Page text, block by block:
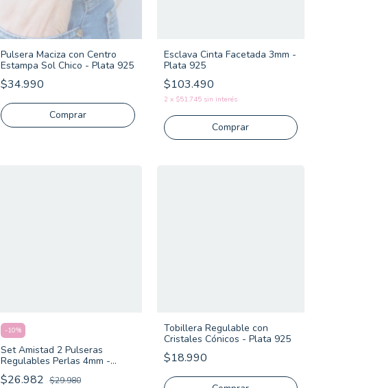
Pulsera Maciza con Centro
Estampa Sol Chico - Plata 925
$34.990
Comprar
Esclava Cinta Facetada 3mm -
Plata 925
$103.490
2 x $51.745 sin interés
Comprar
-10%
Set Amistad 2 Pulseras
Regulables Perlas 4mm -
Plata 925
$26.982 $29.980
Tobillera Regulable con
Cristales Cónicos - Plata 925
$18.990